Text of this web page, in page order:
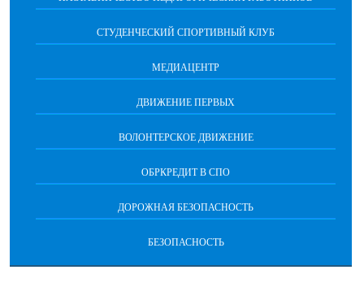
СТУДЕНЧЕСКИЙ СПОРТИВНЫЙ КЛУБ
МЕДИАЦЕНТР
ДВИЖЕНИЕ ПЕРВЫХ
ВОЛОНТЕРСКОЕ ДВИЖЕНИЕ
ОБРКРЕДИТ В СПО
ДОРОЖНАЯ БЕЗОПАСНОСТЬ
БЕЗОПАСНОСТЬ